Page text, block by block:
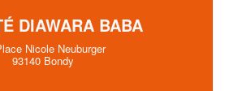
DIAWARA BABA
Nicole Neuburger
93140 Bondy